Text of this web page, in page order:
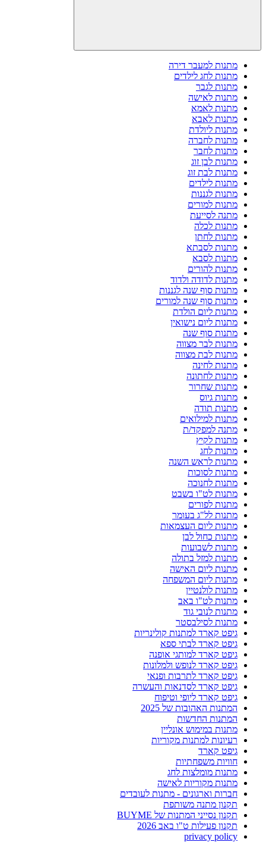
מתנות למעבר דירה
מתנות לחג לילדים
מתנות לגבר
מתנות לאישה
מתנות לאמא
מתנות לאבא
מתנות ליולדת
מתנות לחברה
מתנות לחבר
מתנות לבן זוג
מתנות לבת זוג
מתנות לילדים
מתנות לגננות
מתנות למורים
מתנה לסייעת
מתנות לכלה
מתנות לחתן
מתנות לסבתא
מתנות לסבא
מתנות להורים
מתנות לדודה ולדוד
מתנות סוף שנה לגננות
מתנות סוף שנה למורים
מתנות ליום הולדת
מתנות ליום נישואין
מתנות סוף שנה
מתנות לבר מצווה
מתנות לבת מצווה
מתנות לחינה
מתנות לחתונה
מתנות שחרור
מתנות גיוס
מתנות תודה
מתנות למילואים
מתנה למפקד/ת
מתנות לקיץ
מתנות לחג
מתנות לראש השנה
מתנות לסוכות
מתנות לחנוכה
מתנות לט"ו בשבט
מתנות לפורים
מתנות לל"ג בעומר
מתנות ליום העצמאות
מתנות כחול לבן
מתנות לשבועות
מתנות למזל בתולה
מתנות ליום האישה
מתנות ליום המשפחה
מתנות לולנטיין
מתנות לט"ו באב
מתנות לנובי גוד
מתנות לסילבסטר
גיפט קארד למתנות קולינריות
גיפט קארד לבתי ספא
גיפט קארד למותגי אופנה
גיפט קארד לנופש ולמלונות
גיפט קארד לתרבות ופנאי
גיפט קארד לסדנאות והעשרה
גיפט קארד ליופי וטיפוח
המתנות האהובות של 2025
המתנות החדשות
מתנות במימוש אונליין
רעיונות למתנות מקוריות
גיפט קארד
חוויות משפחתיות
מתנות מומלצות לחג
מתנות מקוריות לאישה
חברות וארגונים - מתנות לעובדים
תקנון מתנה משותפת
תקנון נסייני המתנות של BUYME
תקנון פעילות ט"ו באב 2026
privacy policy